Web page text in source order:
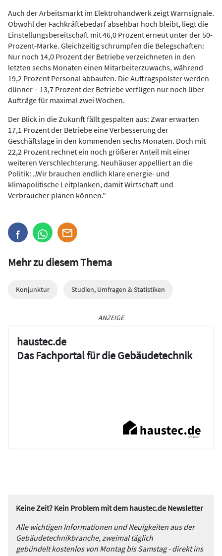
Auch der Arbeitsmarkt im Elektrohandwerk zeigt Warnsignale.
Obwohl der Fachkräftebedarf absehbar hoch bleibt, liegt die
Einstellungsbereitschaft mit 46,0 Prozent erneut unter der 50-
Prozent-Marke. Gleichzeitig schrumpfen die Belegschaften:
Nur noch 14,0 Prozent der Betriebe verzeichneten in den
letzten sechs Monaten einen Mitarbeiterzuwachs, während
19,2 Prozent Personal abbauten. Die Auftragspolster werden
dünner – 13,7 Prozent der Betriebe verfügen nur noch über
Aufträge für maximal zwei Wochen.
Der Blick in die Zukunft fällt gespalten aus: Zwar erwarten
17,1 Prozent der Betriebe eine Verbesserung der
Geschäftslage in den kommenden sechs Monaten. Doch mit
22,2 Prozent rechnet ein noch größerer Anteil mit einer
weiteren Verschlechterung. Neuhäuser appelliert an die
Politik: „Wir brauchen endlich klare energie- und
klimapolitische Leitplanken, damit Wirtschaft und
Verbraucher planen können."
Mehr zu diesem Thema
Konjunktur Studien, Umfragen & Statistiken
ANZEIGE
haustec.de
Das Fachportal für die Gebäudetechnik
Keine Zeit? Kein Problem mit dem haustec.de Newsletter
Alle wichtigen Informationen und Neuigkeiten aus der
Gebäudetechnikbranche, zweimal täglich
gebündelt kostenlos von Montag bis Samstag - direkt ins